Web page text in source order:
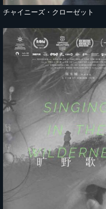
チャイニーズ・クローゼット